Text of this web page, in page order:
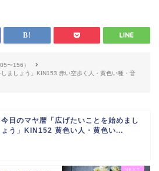
〜156）
ましょう」KIN153 赤い空歩く人・黄色い種・音
今日のマヤ暦「広げたいことを始めまし
ょう」KIN152 黄色い人・黄色い...